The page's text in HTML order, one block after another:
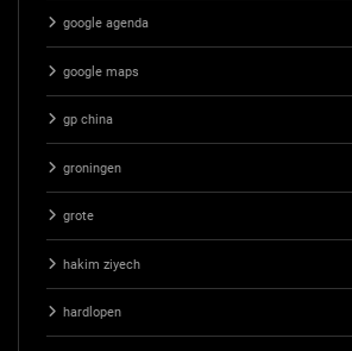
google agenda
google maps
gp china
groningen
grote
hakim ziyech
hardlopen